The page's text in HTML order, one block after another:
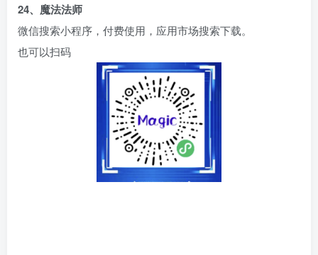
24、魔法法师
微信搜索小程序，付费使用，应用市场搜索下载。
也可以扫码